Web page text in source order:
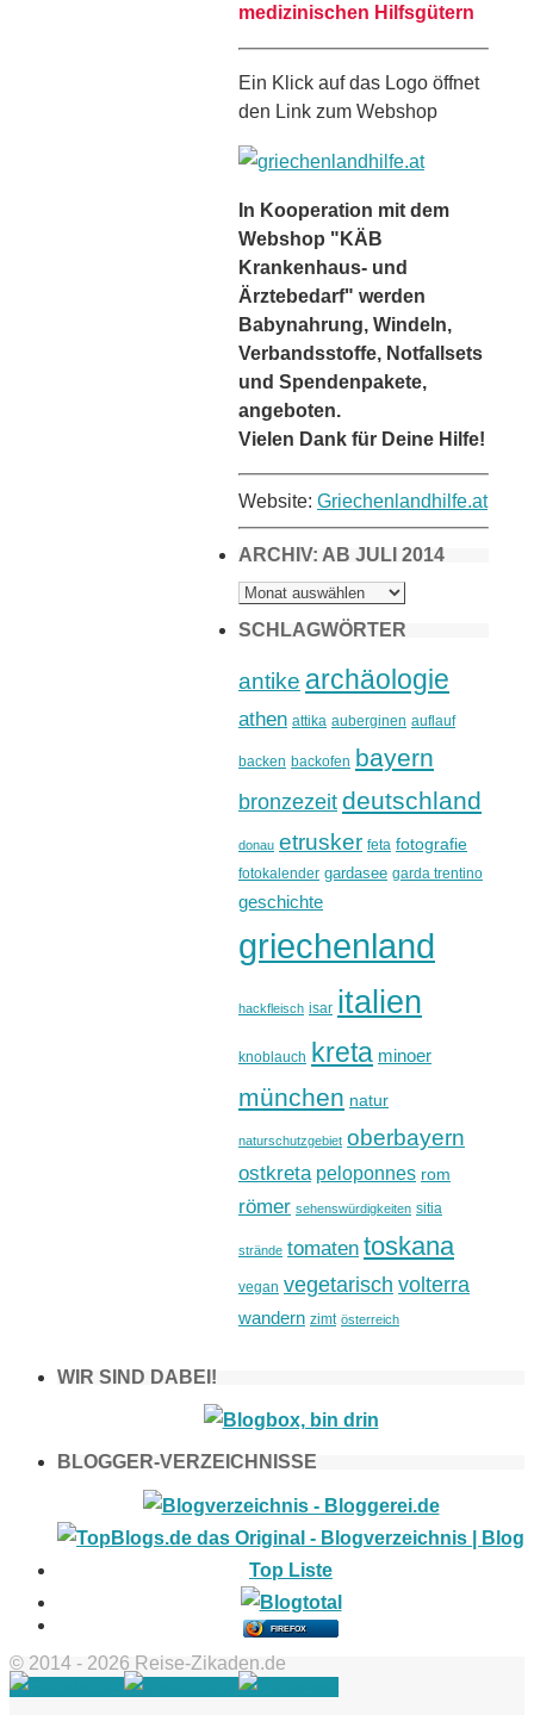
medizinischen Hilfsgütern
Ein Klick auf das Logo öffnet
den Link zum Webshop
In Kooperation mit dem
Webshop "KÄB
Krankenhaus- und
Ärztebedarf" werden
Babynahrung, Windeln,
Verbandsstoffe, Notfallsets
und Spendenpakete,
angeboten.
Vielen Dank für Deine Hilfe!
Website: Griechenlandhilfe.at
ARCHIV: AB JULI 2014
ARCHIV:
AB
2014
SCHLAGWÖRTER
antike archäologie
athen attika auberginen auflauf
backen backofen bayern
bronzezeit deutschland
donau etrusker feta fotografie
fotokalender gardasee garda trentino
geschichte
griechenland
hackfleisch isar italien
knoblauch kreta minoer
münchen natur
naturschutzgebiet oberbayern
ostkreta peloponnes rom
römer sehenswürdigkeiten sitia
strände tomaten toskana
vegan vegetarisch volterra
wandern zimt österreich
WIR SIND DABEI!
BLOGGER-VERZEICHNISSE
FIREFOX
© 2014 - 2026 Reise-Zikaden.de